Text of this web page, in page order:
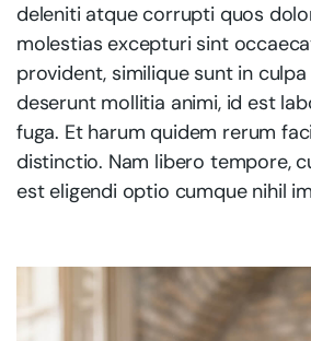
deleniti atque corrupti quos
molestias excepturi sint
provident, similique sunt in
deserunt mollitia animi, id est
fuga. Et harum quidem rerum
distinctio. Nam libero tempore,
est eligendi optio cumque nihil